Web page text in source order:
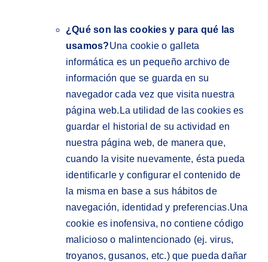
¿Qué son las cookies y para qué las
usamos?Una cookie o galleta
informática es un pequeño archivo de
información que se guarda en su
navegador cada vez que visita nuestra
página web.La utilidad de las cookies es
guardar el historial de su actividad en
nuestra página web, de manera que,
cuando la visite nuevamente, ésta pueda
identificarle y configurar el contenido de
la misma en base a sus hábitos de
navegación, identidad y preferencias.Una
cookie es inofensiva, no contiene código
malicioso o malintencionado (ej. virus,
troyanos, gusanos, etc.) que pueda dañar